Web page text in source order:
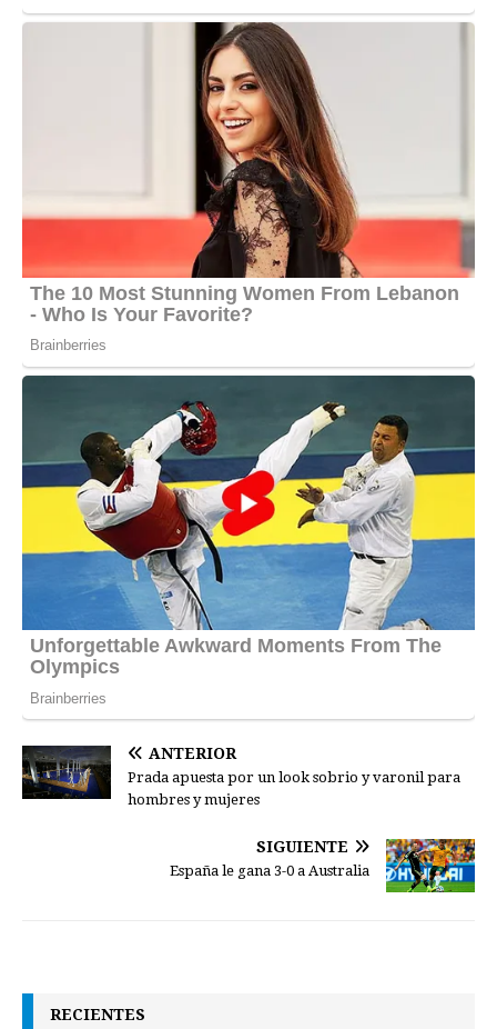
ANTERIOR
Prada apuesta por un look sobrio y varonil para
hombres y mujeres
SIGUIENTE
España le gana 3-0 a Australia
RECIENTES